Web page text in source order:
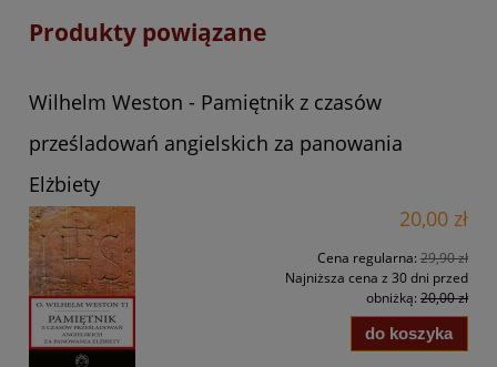
Produkty powiązane
Wilhelm Weston - Pamiętnik z czasów
prześladowań angielskich za panowania
Elżbiety
20,00 zł
Cena regularna: 29,90 zł
Najniższa cena z 30 dni przed
obniżką: 20,00 zł
do koszyka